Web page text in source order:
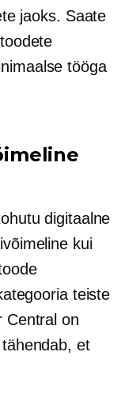
jaoks. Saate
tööga
digitaalne
kui
teiste
Central on
et